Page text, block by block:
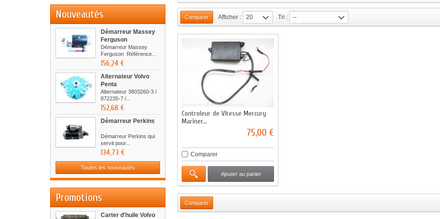
Nouveautés
Démarreur Massey
Ferguson
Démarreur Massey
Ferguson Référence...
156,24 €
Alternateur Volvo
Penta
Alternateur 3803260-3 /
872235-7 /...
152,68 €
Démarreur Perkins
Démarreur Perkins qui
servit pour...
134,73 €
Toutes les nouveautés
Promotions
Carter d'huile Volvo
Afficher : 20 Tri : --
Controleur de Vitesse Mercury
Mariner...
75,00 €
Comparer
Ajouter au panier